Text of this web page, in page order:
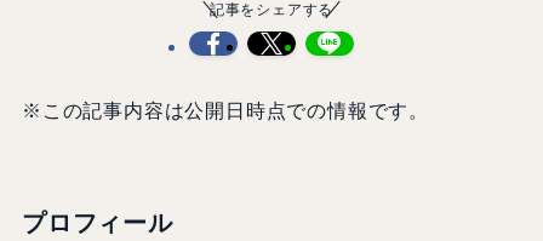
記事をシェアする
※この記事内容は公開日時点での情報です。
プロフィール